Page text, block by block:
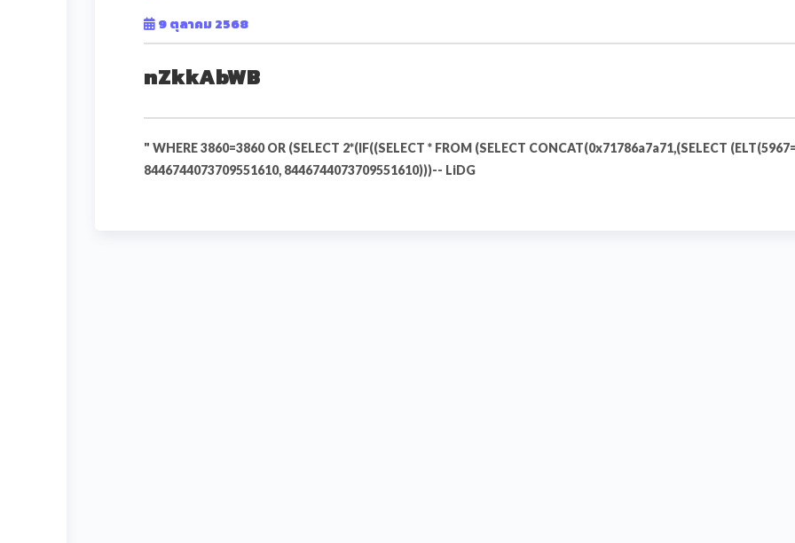
9 ตุลาคม 2568
nZkkAbWB
" WHERE 3860=3860 OR (SELECT 2*(IF((SELECT * FROM (SELECT CONCAT(0x71786a7a71,(SELECT
8446744073709551610, 8446744073709551610)))-- LiDG